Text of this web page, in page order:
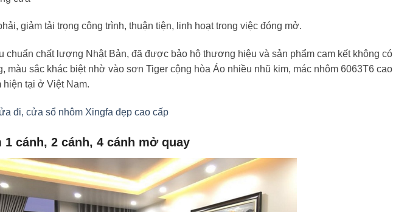
giảm tải trọng công trình, thuận tiện, linh hoạt trong việc đóng mở.
chuẩn chất lượng Nhật Bản, đã được bảo hộ thương hiệu và sản phẩm cam kết không có
màu sắc khác biệt nhờ vào sơn Tiger cộng hòa Áo nhiều nhũ kim, mác nhôm 6063T6 cao
hiện tại ở Việt Nam.
đi, cửa sổ nhôm Xingfa đẹp cao cấp
1 cánh, 2 cánh, 4 cánh mở quay